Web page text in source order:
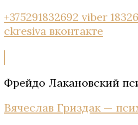
+375291832692 viber
ckresiva вконтакте
Фрейдо Лакановский
Вячеслав Гриздак —